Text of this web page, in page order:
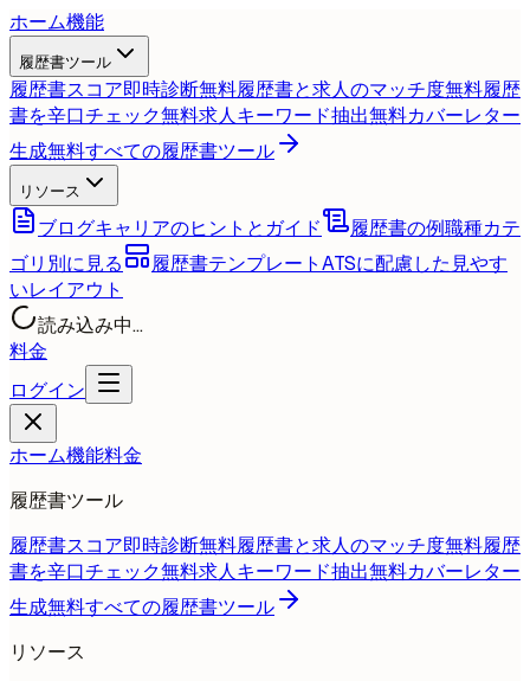
ホーム機能
履歴書ツール
履歴書スコア即時診断無料履歴書と求人のマッチ度無料履歴
書を辛口チェック無料求人キーワード抽出無料カバーレター
生成無料すべての履歴書ツール
リソース
ブログキャリアのヒントとガイド 履歴書の例職種カテ
ゴリ別に見る
履歴書テンプレートATSに配慮した見やす
いレイアウト
読み込み中...
料金
ログイン
ホーム機能料金
履歴書ツール
履歴書スコア即時診断無料履歴書と求人のマッチ度無料履歴
書を辛口チェック無料求人キーワード抽出無料カバーレター
生成無料すべての履歴書ツール
リソース